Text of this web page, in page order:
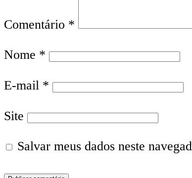
Comentário *
Nome *
E-mail *
Site
Salvar meus dados neste